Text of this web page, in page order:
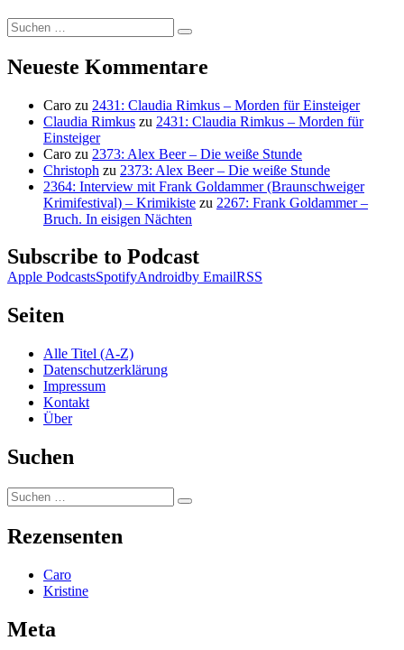
Suchen
nach:
Suchen
Neueste Kommentare
Caro zu 2431: Claudia Rimkus – Morden für Einsteiger
Claudia Rimkus zu 2431: Claudia Rimkus – Morden für
Einsteiger
Caro zu 2373: Alex Beer – Die weiße Stunde
Christoph zu 2373: Alex Beer – Die weiße Stunde
2364: Interview mit Frank Goldammer (Braunschweiger
Krimifestival) – Krimikiste zu 2267: Frank Goldammer –
Bruch. In eisigen Nächten
Subscribe to Podcast
Apple PodcastsSpotifyAndroidby EmailRSS
Seiten
Alle Titel (A-Z)
Datenschutzerklärung
Impressum
Kontakt
Über
Suchen
Suchen
nach:
Suchen
Rezensenten
Caro
Kristine
Meta